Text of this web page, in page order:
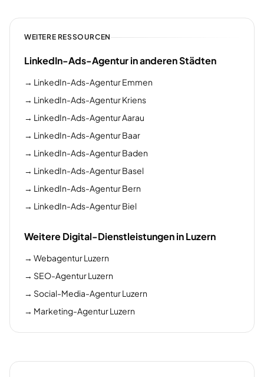
WEITERE RESSOURCEN
LinkedIn-Ads-Agentur in anderen Städten
→ LinkedIn-Ads-Agentur Emmen
→ LinkedIn-Ads-Agentur Kriens
→ LinkedIn-Ads-Agentur Aarau
→ LinkedIn-Ads-Agentur Baar
→ LinkedIn-Ads-Agentur Baden
→ LinkedIn-Ads-Agentur Basel
→ LinkedIn-Ads-Agentur Bern
→ LinkedIn-Ads-Agentur Biel
Weitere Digital-Dienstleistungen in Luzern
→ Webagentur Luzern
→ SEO-Agentur Luzern
→ Social-Media-Agentur Luzern
→ Marketing-Agentur Luzern